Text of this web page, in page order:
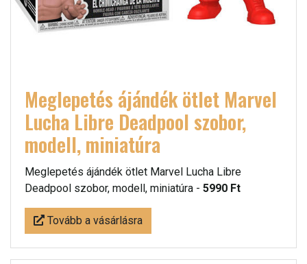
Meglepetés ájándék ötlet Marvel
Lucha Libre Deadpool szobor,
modell, miniatúra
Meglepetés ájándék ötlet Marvel Lucha Libre
Deadpool szobor, modell, miniatúra - 5990 Ft
Tovább a vásárlásra